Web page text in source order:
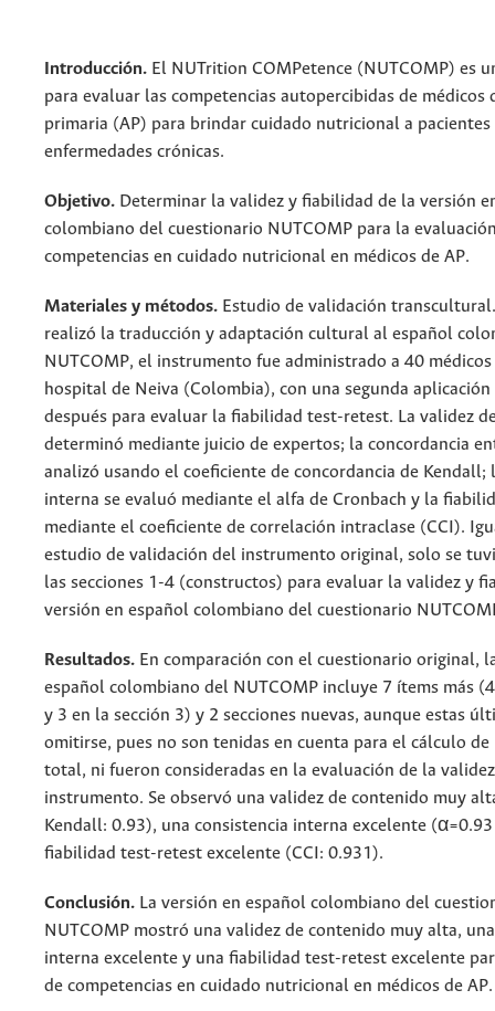
Introducción. El NUTrition COMPetence (NUTCOMP) es
para evaluar las competencias autopercibidas de médicos
primaria (AP) para brindar cuidado nutricional a pacientes
enfermedades crónicas.
Objetivo. Determinar la validez y fiabilidad de la versión
colombiano del cuestionario NUTCOMP para la
competencias en cuidado nutricional en médicos de AP.
Materiales y métodos. Estudio de validación
realizó la traducción y adaptación cultural al español
NUTCOMP, el instrumento fue administrado a 40 médicos
hospital de Neiva (Colombia), con una segunda aplicación
después para evaluar la fiabilidad test-retest. La validez
determinó mediante juicio de expertos; la concordancia
analizó usando el coeficiente de concordancia de Kendall;
interna se evaluó mediante el alfa de Cronbach y la
mediante el coeficiente de correlación intraclase (CCI).
estudio de validación del instrumento original, solo se
las secciones 1-4 (constructos) para evaluar la validez y
versión en español colombiano del cuestionario
Resultados. En comparación con el cuestionario original,
español colombiano del NUTCOMP incluye 7 ítems más
y 3 en la sección 3) y 2 secciones nuevas, aunque estas
omitirse, pues no son tenidas en cuenta para el cálculo
total, ni fueron consideradas en la evaluación de la
instrumento. Se observó una validez de contenido muy
Kendall: 0.93), una consistencia interna excelente
fiabilidad test-retest excelente (CCI: 0.931).
Conclusión. La versión en español colombiano del
NUTCOMP mostró una validez de contenido muy alta,
interna excelente y una fiabilidad test-retest excelente
de competencias en cuidado nutricional en médicos de AP.